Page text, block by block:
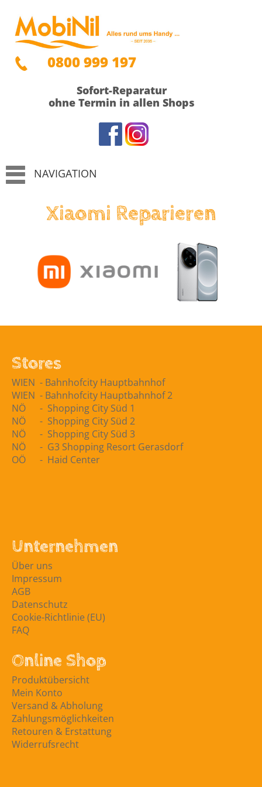
0800 999 197
Sofort-Reparatur
ohne Termin in allen Shops
NAVIGATION
Xiaomi Reparieren
Stores
WIEN ​ -​ Bahnhofcity Hauptbahnhof
WIEN ​ -​ Bahnhofcity Hauptbahnhof 2
NÖ - Shopping City Süd 1
NÖ - Shopping City Süd 2
NÖ - Shopping City Süd 3
NÖ - G3 Shopping Resort Gerasdorf
OÖ - Haid Center
Unternehmen
Über uns
Impressum
AGB
Datenschutz
Cookie-Richtlinie (EU)
FAQ
Online Shop
Produktübersicht
Mein Konto
Versand & Abholung
Zahlungsmöglichkeiten
Retouren & Erstattung
Widerrufsrecht